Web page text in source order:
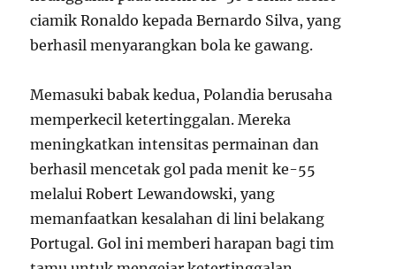
ciamik Ronaldo kepada Bernardo Silva, yang
berhasil menyarangkan bola ke gawang.
Memasuki babak kedua, Polandia berusaha
memperkecil ketertinggalan. Mereka
meningkatkan intensitas permainan dan
berhasil mencetak gol pada menit ke-55
melalui Robert Lewandowski, yang
memanfaatkan kesalahan di lini belakang
Portugal. Gol ini memberi harapan bagi tim